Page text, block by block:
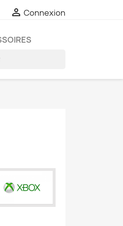
 Connexion